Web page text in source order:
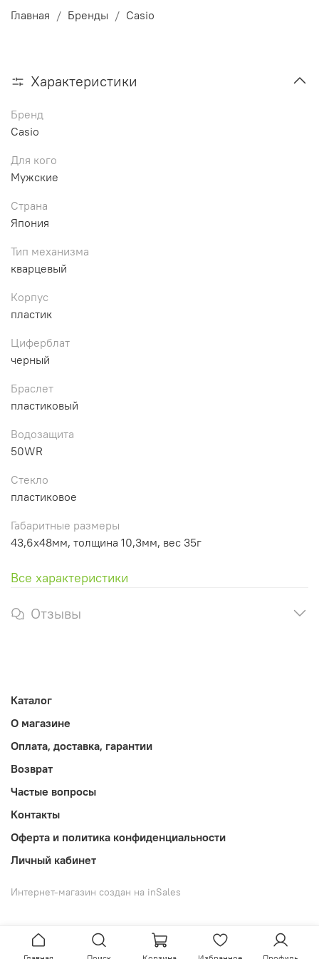
Главная Бренды Casio
Характеристики
Бренд
Casio
Для кого
Мужские
Страна
Япония
Тип механизма
кварцевый
Корпус
пластик
Циферблат
черный
Браслет
пластиковый
Водозащита
50WR
Стекло
пластиковое
Габаритные размеры
43,6x48мм, толщина 10,3мм, вес 35г
Все характеристики
Отзывы
Каталог
О магазине
Оплата, доставка, гарантии
Возврат
Частые вопросы
Контакты
Оферта и политика конфиденциальности
Личный кабинет
Интернет-магазин создан на inSales